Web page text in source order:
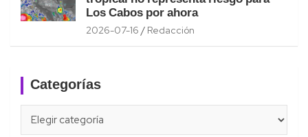
Los Cabos por ahora
2026-07-16 Redacción
Categorías